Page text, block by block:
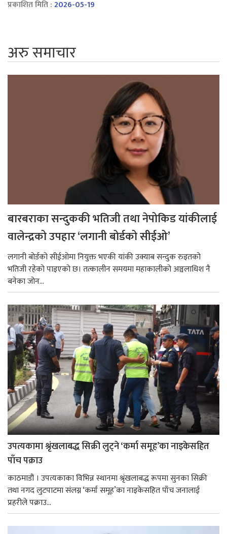
प्रकाशित मिति :2026-05-19
अरु समाचार
बारबराका सन्दुककी भतिजी तथा नेपोकिड यांकीलाई
वालेन्द्रको उपहार ‘लगानी बोर्डको सीईओ’
लगानी बोर्डको सीईओमा नियुक्त भएकी यांकी उक्याब सन्दुक रुइतको
भतिजी रहेको पाइएको छ। तत्कालीन समयमा महाकालीको अञ्चलाधिश नै
बनेका जोन...
उपत्यकामा श्रृंखलाबद्ध सिक्री लुट्ने ‘कर्मा समूह’का नाइकेसहित
पाँच पक्राउ
काठमाडौं । उपत्यकाका विभिन्न स्थानमा श्रृंखलाबद्ध रूपमा सुनका सिक्री
तथा नगद लुटपाटमा संलग्न ‘कर्मा समूह’का नाइकेसहित पाँच जनालाई
प्रहरीले पक्राउ...